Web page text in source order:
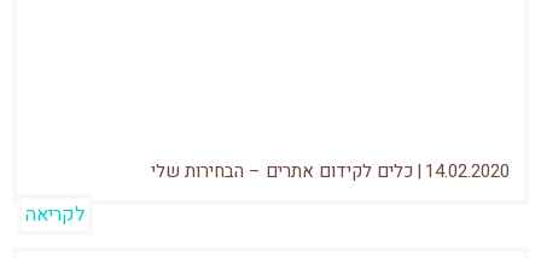
14.02.2020
| כלים לקידום אתרים – הבחירות שלי
לקריאה